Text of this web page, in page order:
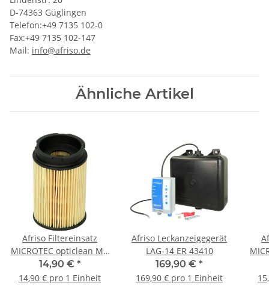
D-74363 Güglingen
Telefon:+49 7135 102-0
Fax:+49 7135 102-147
Mail: info@afriso.de
Ähnliche Artikel
Afriso Filtereinsatz
MICROTEC opticlean MC
7 Ölfilter Filterfeinheit 5
.. 20 µm
14,90 € *
14,90 € pro 1 Einheit
Afriso Leckanzeigegerät
LAG-14 ER 43410
169,90 € *
169,90 € pro 1 Einheit